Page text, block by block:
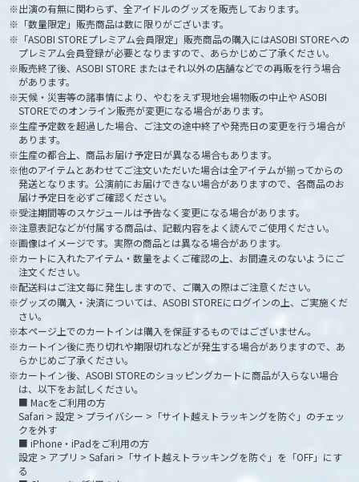
出演の有無に関わらず、全アイドルのグッズを販売しております。
「数量限定」販売商品は数に限りがございます。
「ASOBI STOREプレミアム会員限定」販売商品の購入にはASOBI STOREへの
プレミアム会員登録が必要となりますので、あらかじめご了承ください。
販売終了後、ASOBI STORE またはそれ以外の店舗などでの再販を行う場合
があります。
天候・災害等の諸事情により、やむをえず現地会場物販の中止や ASOBI
STOREでのオンライン販売が変更になる場合があります。
生産予定数を超過した場合、ご注文の途中終了や発売日の変更を行う場合が
あります。
生産の都合上、商品お届け予定日が異なる場合もあります。
他のアイテムとあわせてご注文いただいた場合は全アイテムが揃ってからの
発送となります。公演前にお届けできない場合がありますので、各商品のお
届け予定日を必ずご確認ください。
受注期間等のスケジュールは予告なく変更になる場合があります。
注意表記などが付属する商品は、記載内容をよく読んでご使用ください。
画像はイメージです。実際の商品とは異なる場合があります。
カートに入れたアイテム・数量をよくご確認の上、お間違えのないようにご
注文ください。
配送料はご注文毎に発生しますので、ご購入の際はご注意ください。
グッズの購入・決済については、ASOBI STOREにログインの上、ご実施くだ
さい。
本ページ上でのカートインは購入を保証するものではございません。
カートイン後に売り切れや期限切れなどが発生する場合がありますので、あ
らかじめご了承ください。
カートイン後、ASOBI STOREのショッピングカートに商品が入らない場合
は、以下をお試しください。
■ Macをご利用の方
Safari > 設定 > プライバシー >「サイト越えトラッキングを防ぐ」のチェッ
クを外す
■ iPhone・iPadをご利用の方
設定 > アプリ > Safari >「サイト越えトラッキングを防ぐ」を「OFF」にす
る